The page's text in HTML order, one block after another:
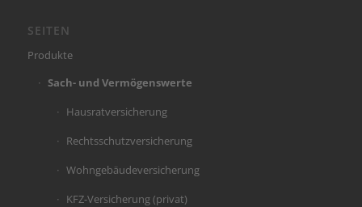
SEITEN
Produkte
Sach- und Vermögenswerte
Hausratversicherung
Rechtsschutzversicherung
Wohngebäudeversicherung
KFZ-Versicherung (privat)